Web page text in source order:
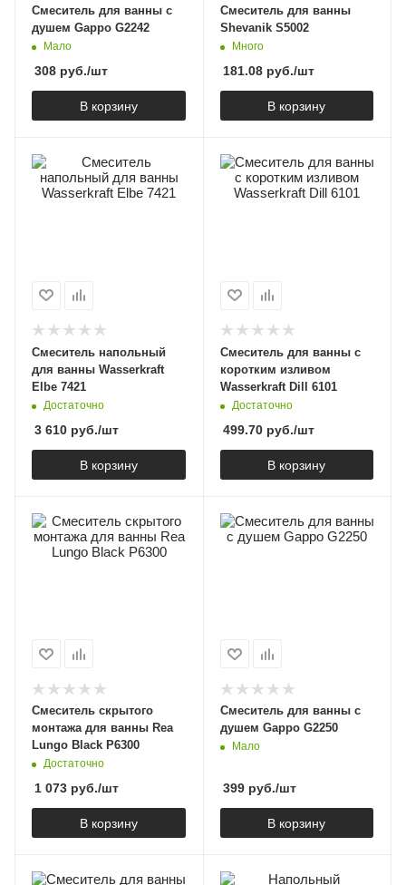
Смеситель для ванны с
душем Gappo G2242
Мало
308 руб./шт
В корзину
Смеситель для ванны
Shevanik S5002
Много
181.08руб./шт
В корзину
Смеситель напольный
для ванны Wasserkraft
Elbe 7421
Достаточно
3 610 руб./шт
В корзину
Смеситель для ванны с
коротким изливом
Wasserkraft Dill 6101
Достаточно
499.70руб./шт
В корзину
Смеситель скрытого
монтажа для ванны Rea
Lungo Black P6300
Достаточно
1 073 руб./шт
В корзину
Смеситель для ванны с
душем Gappo G2250
Мало
399руб./шт
В корзину